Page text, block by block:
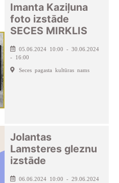
Imanta Kaziļuna
foto izstāde
SECES MIRKLIS
05.06.2024 10:00 - 30.06.2024
- 16:00
Seces pagasta kultūras nams
Jolantas
Lamsteres gleznu
izstāde
06.06.2024 10:00 - 29.06.2024